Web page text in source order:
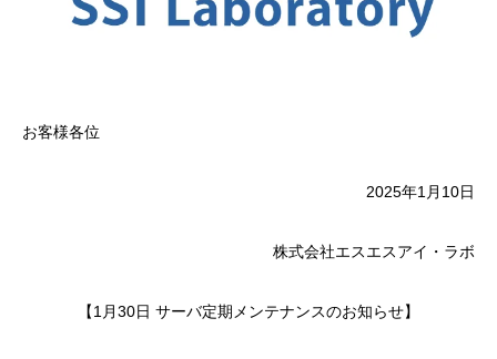
お客様各位
2025年1月10日
株式会社エスエスアイ・ラボ
【1月30日 サーバ定期メンテナンスのお知らせ】